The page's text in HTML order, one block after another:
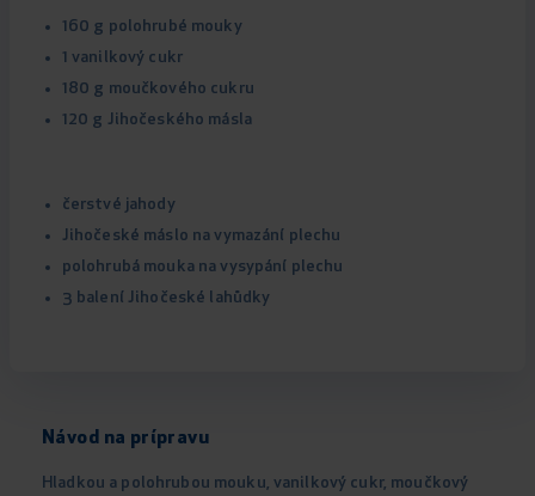
160 g polohrubé mouky
1 vanilkový cukr
180 g moučkového cukru
120 g Jihočeského másla
čerstvé jahody
Jihočeské máslo na vymazání plechu
polohrubá mouka na vysypání plechu
3 balení Jihočeské lahůdky
Návod na prípravu
Hladkou a polohrubou mouku, vanilkový cukr, moučkový